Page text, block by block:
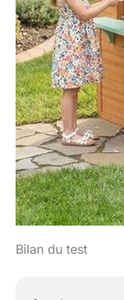
Bilan du test